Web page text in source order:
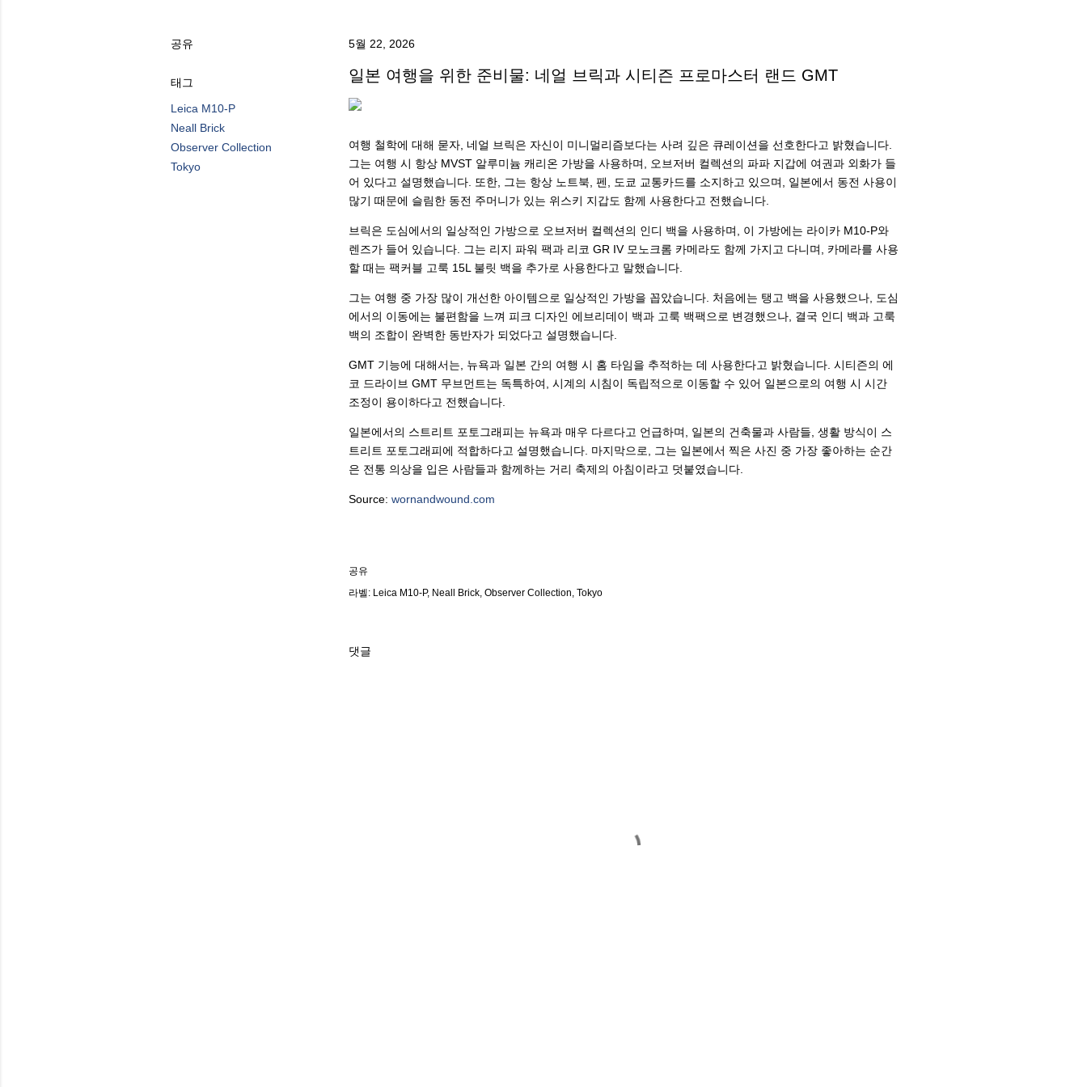
공유
태그
Leica M10-P
Neall Brick
Observer Collection
Tokyo
5월 22, 2026
일본 여행을 위한 준비물: 네얼 브릭과 시티즌 프로마스터 랜드 GMT
여행 철학에 대해 묻자, 네얼 브릭은 자신이 미니멀리즘보다는 사려 깊은 큐레이션을 선호한다고 밝혔습니다.
그는 여행 시 항상 MVST 알루미늄 캐리온 가방을 사용하며, 오브저버 컬렉션의 파파 지갑에 여권과 외화가 들
어 있다고 설명했습니다. 또한, 그는 항상 노트북, 펜, 도쿄 교통카드를 소지하고 있으며, 일본에서 동전 사용이
많기 때문에 슬림한 동전 주머니가 있는 위스키 지갑도 함께 사용한다고 전했습니다.
브릭은 도심에서의 일상적인 가방으로 오브저버 컬렉션의 인디 백을 사용하며, 이 가방에는 라이카 M10-P와
렌즈가 들어 있습니다. 그는 리지 파워 팩과 리코 GR IV 모노크롬 카메라도 함께 가지고 다니며, 카메라를 사용
할 때는 팩커블 고룩 15L 불릿 백을 추가로 사용한다고 말했습니다.
그는 여행 중 가장 많이 개선한 아이템으로 일상적인 가방을 꼽았습니다. 처음에는 탱고 백을 사용했으나, 도심
에서의 이동에는 불편함을 느껴 피크 디자인 에브리데이 백과 고룩 백팩으로 변경했으나, 결국 인디 백과 고룩
백의 조합이 완벽한 동반자가 되었다고 설명했습니다.
GMT 기능에 대해서는, 뉴욕과 일본 간의 여행 시 홈 타임을 추적하는 데 사용한다고 밝혔습니다. 시티즌의 에
코 드라이브 GMT 무브먼트는 독특하여, 시계의 시침이 독립적으로 이동할 수 있어 일본으로의 여행 시 시간
조정이 용이하다고 전했습니다.
일본에서의 스트리트 포토그래피는 뉴욕과 매우 다르다고 언급하며, 일본의 건축물과 사람들, 생활 방식이 스
트리트 포토그래피에 적합하다고 설명했습니다. 마지막으로, 그는 일본에서 찍은 사진 중 가장 좋아하는 순간
은 전통 의상을 입은 사람들과 함께하는 거리 축제의 아침이라고 덧붙였습니다.
Source: wornandwound.com
공유
라벨: Leica M10-P Neall Brick Observer Collection Tokyo
댓글